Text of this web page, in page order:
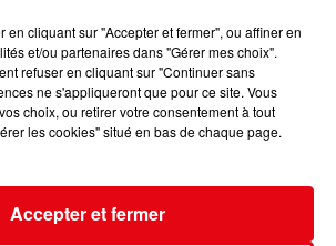
sous le statut de témoin assisté
en cliquant sur "Accepter et fermer", ou affiner en
et/ou partenaires dans "Gérer mes choix".
refuser en cliquant sur "Continuer sans
ne s'appliqueront que pour ce site. Vous
choix, ou retirer votre consentement à tout
les cookies" situé en bas de chaque page.
Accepter et fermer